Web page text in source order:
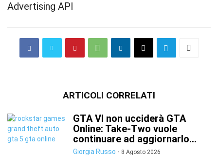
Advertising API
ARTICOLI CORRELATI
GTA VI non ucciderà GTA
Online: Take-Two vuole
continuare ad aggiornarlo...
Giorgia Russo - 8 Agosto 2026